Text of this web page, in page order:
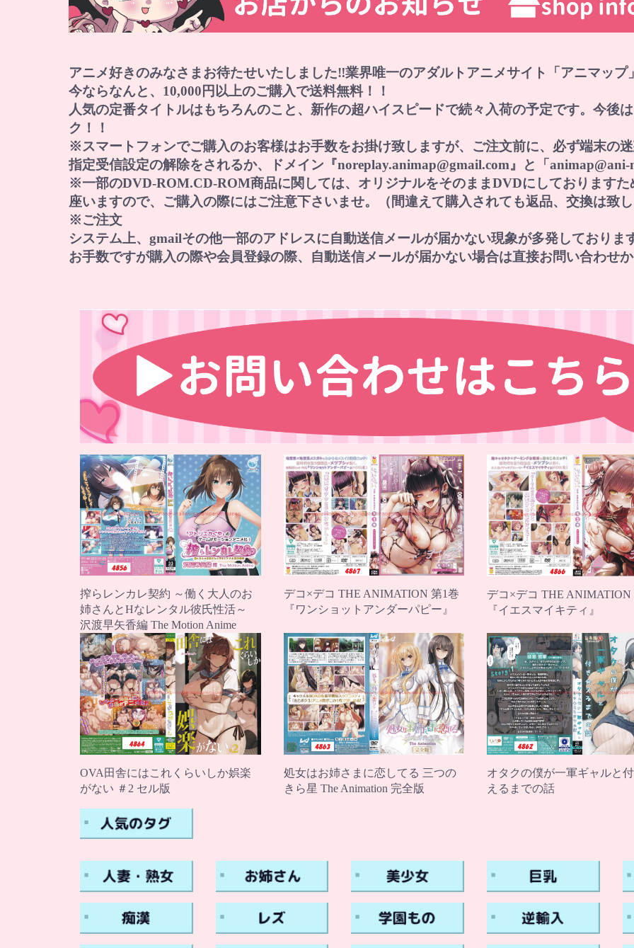
アニメ好きのみなさまお待たせいたしました‼業界唯一のアダルトアニメサイト「アニマップ
今ならなんと、10,000円以上のご購入で送料無料！！
人気の定番タイトルはもちろんのこと、新作の超ハイスピードで続々入荷の予定です。今後
ク！！
※スマートフォンでご購入のお客様はお手数をお掛け致しますが、ご注文前に、必ず端末の
指定受信設定の解除をされるか、ドメイン『noreplay.animap@gmail.com』と「
※一部のDVD-ROM.CD-ROM商品に関しては、オリジナルをそのままDVDにしております
座いますので、ご購入の際にはご注意下さいませ。（間違えて購入されても返品、交換は致
※ご注文
システム上、gmailその他一部のアドレスに自動送信メールが届かない現象が多発しておりま
お手数ですが購入の際や会員登録の際、自動送信メールが届かない場合は直接お問い合わせ
搾らレンカレ契約 ～働く大人のお
姉さんとHなレンタル彼氏性活～
沢渡早矢香編 The Motion Anime
デコ×デコ THE ANIMATION 第1巻
『ワンショットアンダーパピー』
デコ×デコ THE ANIMATION
『イエスマイキティ』
OVA田舎にはこれくらいしか娯楽
がない ＃2 セル版
処女はお姉さまに恋してる 三つの
きら星 The Animation 完全版
オタクの僕が一軍ギャルと
えるまでの話